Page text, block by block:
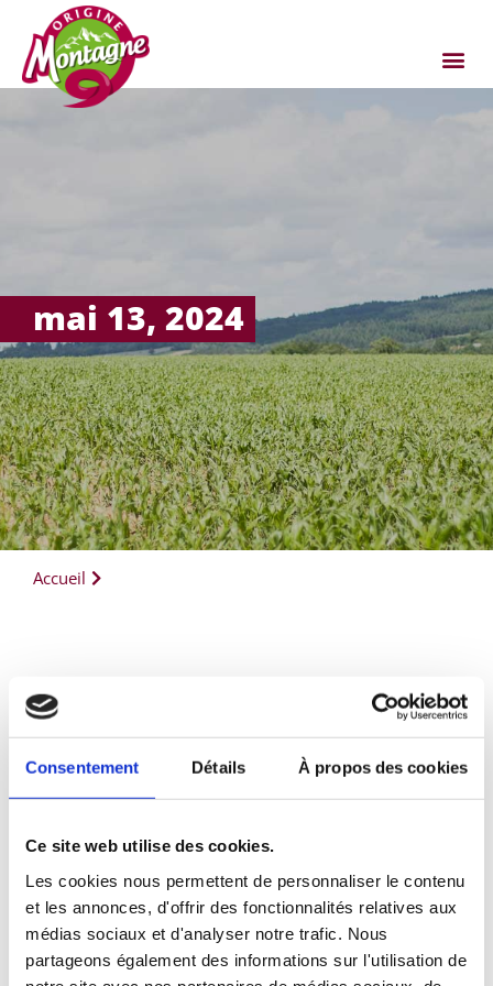
Consentement Détails À propos des cookies
Ce site web utilise des cookies.
Les cookies nous permettent de personnaliser le contenu
et les annonces, d'offrir des fonctionnalités relatives aux
médias sociaux et d'analyser notre trafic. Nous
partageons également des informations sur l'utilisation de
mai 13, 2024
Accueil